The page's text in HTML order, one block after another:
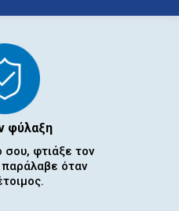
φύλαξη
σου, φτιάξε τον
όταν